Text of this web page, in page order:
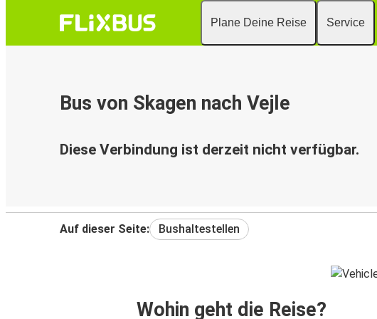
Plane Deine Reise Service
Bus von Skagen nach Vejle
Diese Verbindung ist derzeit nicht verfügbar.
Auf dieser Seite: Bushaltestellen
Wohin geht die Reise?